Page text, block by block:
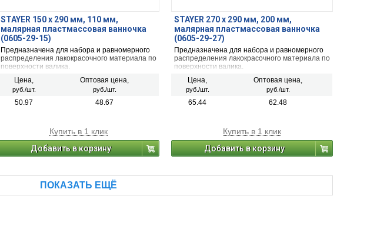
STAYER 150 х 290 мм, 110 мм,
малярная пластмассовая ванночка
(0605-29-15)
Предназначена для набора и равномерного
распределения лакокрасочного материала по
поверхности валика.
Цена,
руб./шт.
Оптовая цена,
руб./шт.
50.97 48.67
Купить в 1 клик
Добавить в корзину
STAYER 270 х 290 мм, 200 мм,
малярная пластмассовая ванночка
(0605-29-27)
Предназначена для набора и равномерного
распределения лакокрасочного материала по
поверхности валика.
Цена,
руб./шт.
Оптовая цена,
руб./шт.
65.44 62.48
Купить в 1 клик
Добавить в корзину
ПОКАЗАТЬ ЕЩЁ